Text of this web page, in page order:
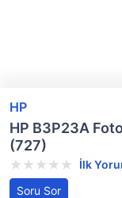
HP
HP B3P23A
(727)
İlk
Soru Sor